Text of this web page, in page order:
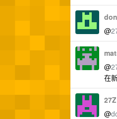
@
@
在
27Z
@